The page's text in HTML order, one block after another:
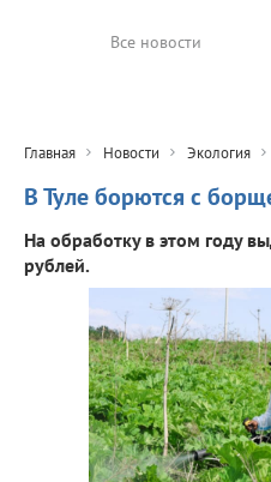
Все новости
Главная Новости Экология
В Туле борются с
На обработку в этом году
рублей.